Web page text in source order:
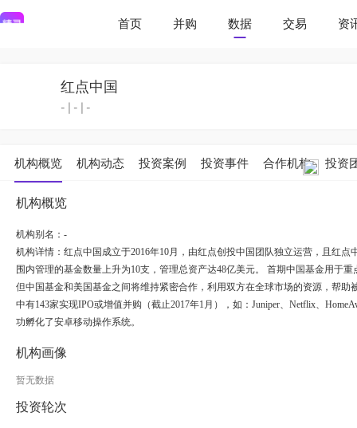
首页 并购 数据 交易 资
红点中国
- - -
机构概览 机构动态 投资案例 投资事件 合作机构 投资
机构概览
机构别名：-
机构详情： 红点中国成立于2016年10月，由红点创投中国团队独立运营，且红
围内管理的基金数量上升为10支，管理总资产达48亿美元。 首期中国基金用于
但中国基金和美国基金之间将维持紧密合作，利用双方在全球市场的资源，帮
中有143家实现IPO或增值并购（截止2017年1月），如：Juniper、Netflix、
功孵化了安卓移动操作系统。
机构画像
暂无数据
投资轮次